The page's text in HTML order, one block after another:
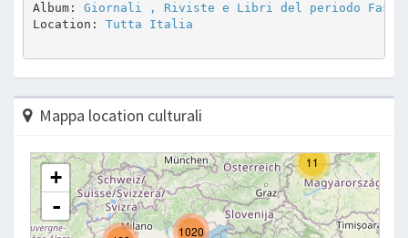
Album: Giornali , Riviste e Libri del periodo
Location: Tutta Italia
Mappa location culturali